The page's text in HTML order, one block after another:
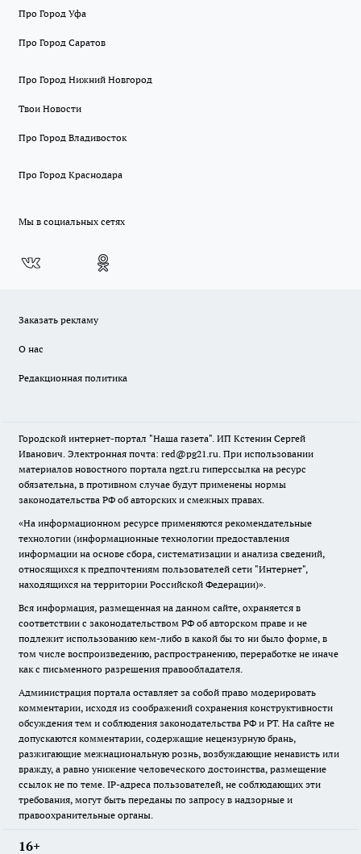
Про Город Уфа
Про Город Саратов
Про Город Нижний Новгород
Твои Новости
Про Город Владивосток
Про Город Краснодара
Мы в социальных сетях
Заказать рекламу
О нас
Редакционная политика
Городской интернет-портал "Наша газета". ИП Кстенин Сергей
Иванович. Электронная почта: red@pg21.ru. При использовании
материалов новостного портала ngzt.ru гиперссылка на ресурс
обязательна, в противном случае будут применены нормы
законодательства РФ об авторских и смежных правах.
«На информационном ресурсе применяются рекомендательные
технологии (информационные технологии предоставления
информации на основе сбора, систематизации и анализа сведений,
относящихся к предпочтениям пользователей сети "Интернет",
находящихся на территории Российской Федерации)».
Вся информация, размещенная на данном сайте, охраняется в
соответствии с законодательством РФ об авторском праве и не
подлежит использованию кем-либо в какой бы то ни было форме, в
том числе воспроизведению, распространению, переработке не иначе
как с письменного разрешения правообладателя.
Администрация портала оставляет за собой право модерировать
комментарии, исходя из соображений сохранения конструктивности
обсуждения тем и соблюдения законодательства РФ и РТ. На сайте не
допускаются комментарии, содержащие нецензурную брань,
разжигающие межнациональную рознь, возбуждающие ненависть или
вражду, а равно унижение человеческого достоинства, размещение
ссылок не по теме. IP-адреса пользователей, не соблюдающих эти
требования, могут быть переданы по запросу в надзорные и
правоохранительные органы.
16+